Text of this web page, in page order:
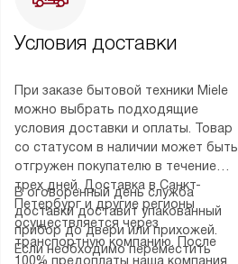
Условия доставки
При заказе бытовой техники Miele
можно выбрать подходящие
условия доставки и оплаты. Товар
со статусом в наличии может быть
отгружен покупателю в течение
трех дней. Доставка в Санкт-
Петербург и другие регионы
осуществляется через
транспортную компанию. После
100% предоплаты наша компания
В оговоренный день служба
доставки доставит упакованный
прибор до двери или прихожей.
Если необходимо переместить